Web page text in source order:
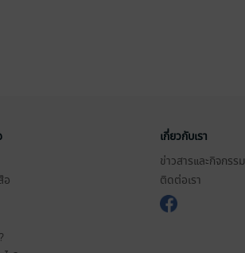
อ
เกี่ยวกับเรา
ข่าวสารและกิจกรรม
ติดต่อเรา